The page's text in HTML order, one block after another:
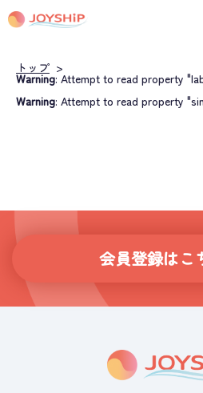
トップ >
Warning: Attempt to read property
Warning: Attempt to read property
会員登録はこ